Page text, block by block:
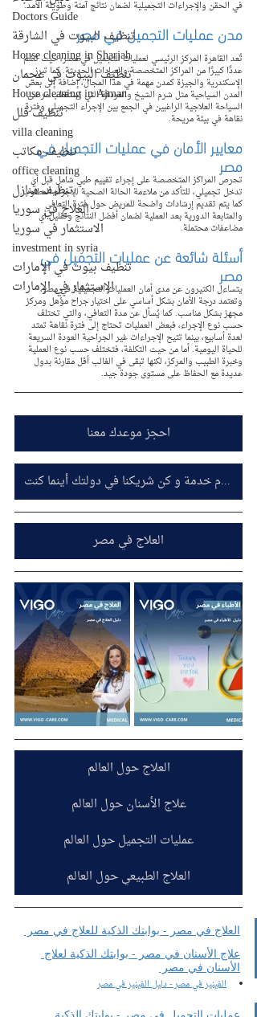
Doctors Guide
تنظيف البيوت في الشارقة
House cleaning in Sharjah
تنظيف البيوت في عجمان
House cleaning in Ajman
تنظيف فلل
villa cleaning
تنظيف مكاتب
office cleaning
تنظيف منازل
العلاج في سوريا
الاستثمار في سوريا
investment in syria
تنظيف بيوت في الإمارات
الإستثمار في الإمارات
في الحقن والإجراءات التجميلية لضمان نتائج آمنة وطويلة الأمد.
مدن عمليات التجميل في مصر
تُعد القاهرة المركز الرئيسي لعمليات التجميل في مصر، حيث تضم
عددًا كبيرًا من المراكز المتخصصة والعيادات الحديثة. كما تبرز
الإسكندرية والجيزة كمدن مهمة في هذا المجال، إضافة إلى بعض
المدن السياحية مثل شرم الشيخ والغردقة التي تستقطب مرضى
السياحة العلاجية الراغبين في الجمع بين الإجراء التجميلي وفترة
نقاهة في بيئة مريحة.
معايير الأمان في عمليات التجميل في
مصر
تحرص المراكز المتخصصة على إجراء تقييم طبي شامل قبل أي
تدخل تجميلي، للتأكد من ملاءمة الحالة الصحية للإجراء المطلوب.
كما يتم تقديم إرشادات واضحة للمريض حول فترة التعافي
والمتابعة الدورية بعد العملية لضمان أفضل النتائج وتقليل أي
مضاعفات محتملة.
أسئلة شائعة عن عمليات التجميل في
مصر
يتساءل الكثيرون عن مدى أمان العمليات التجميلية في مصر،
وتعتمد درجة الأمان بشكل أساسي على اختيار جراح مؤهل ومركز
مجهز بشكل مناسب. كما يُسأل عن مدة التعافي، والتي تختلف
حسب نوع الإجراء، فبعض العمليات تحتاج إلى فترة نقاهة تمتد
لعدة أسابيع، بينما تتيح الإجراءات غير الجراحية العودة السريعة
للحياة اليومية. أما من حيث التكلفة، فتختلف حسب نوع العملية
وخبرة الطبيب والمركز، لكنها تبقى في الغالب أقل مقارنة بدول
عديدة مع الحفاظ على مستوى جودة جيد.
احجز موعدك معنا
اشترك معنا كمقدم خدمة و كن شريكنا في دولتك أينما كنت
العلاج في مصر
العلاج حول العالم
علاج الأسنان حول العالم
عمليات التجميل حول العالم
العلاج الطبيعي حول العالم
العلاج في مصر - بوابتك الذكية للعلاج في مصر
علاج الأسنان في مصر - بوابتك الذكية لعلاج
الأسنان في مصر
الفينير في مصر - دليل الفينير في مصر